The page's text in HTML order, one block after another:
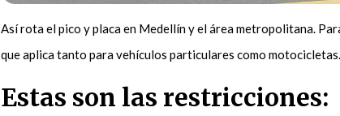
Así rota el pico y placa en Medellín y el área metropolitana.
que aplica tanto para vehículos particulares como motocicletas.
Estas son las restricciones: